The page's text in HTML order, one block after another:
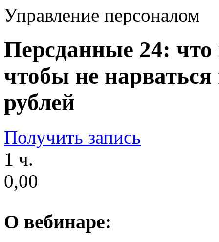
Управление персоналом
Персданные 24:
чтобы не
рублей
Получить запись
1 ч.
0,00
О вебинаре: